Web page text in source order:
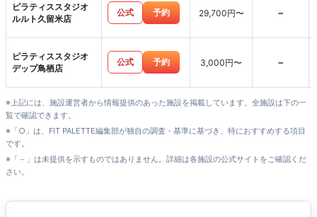
ピラティススタジオ
ルルト久留米店
公式 予約 29,700円〜 -
ピラティススタジオ
デップ鳥栖店
公式 予約 3,000円〜 -
※上記には、施設運営者から情報提供のあった施設を掲載しています。全施設は下の一
覧で確認できます。
※「○」は、FIT PALETTE編集部が独自の調査・基準に基づき、特におすすめする項目
です。
※「－」は未提供を示すものではありません。詳細は各施設の公式サイトをご確認くだ
さい。